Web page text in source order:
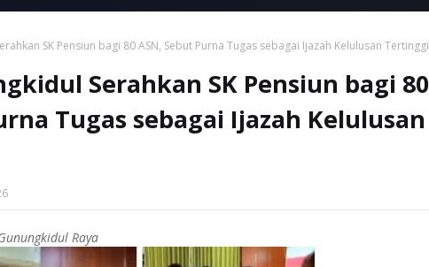
SK Pensiun bagi 80 ASN, Sebut Purna Tugas sebagai Ijazah Kelulusan Tertinggi‎
Serahkan SK Pensiun bagi 80
Tugas sebagai Ijazah Kelulusan
Raya